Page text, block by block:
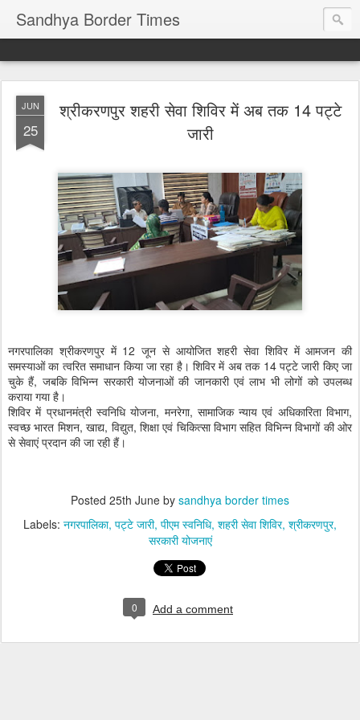
Sandhya Border Times
JUN
25
श्रीकरणपुर शहरी सेवा शिविर में अब तक 14 पट्टे
जारी
नगरपालिका श्रीकरणपुर में 12 जून से आयोजित शहरी सेवा शिविर में आमजन की
समस्याओं का त्वरित समाधान किया जा रहा है। शिविर में अब तक 14 पट्टे जारी किए जा
चुके हैं, जबकि विभिन्न सरकारी योजनाओं की जानकारी एवं लाभ भी लोगों को उपलब्ध
कराया गया है।
शिविर में प्रधानमंत्री स्वनिधि योजना, मनरेगा, सामाजिक न्याय एवं अधिकारिता विभाग,
स्वच्छ भारत मिशन, खाद्य, विद्युत, शिक्षा एवं चिकित्सा विभाग सहित विभिन्न विभागों की ओर
से सेवाएं प्रदान की जा रही हैं।
Posted 25th June by sandhya border times
Labels: नगरपालिका पट्टे जारी पीएम स्वनिधि शहरी सेवा शिविर श्रीकरणपुर
सरकारी योजनाएं
0 Add a comment